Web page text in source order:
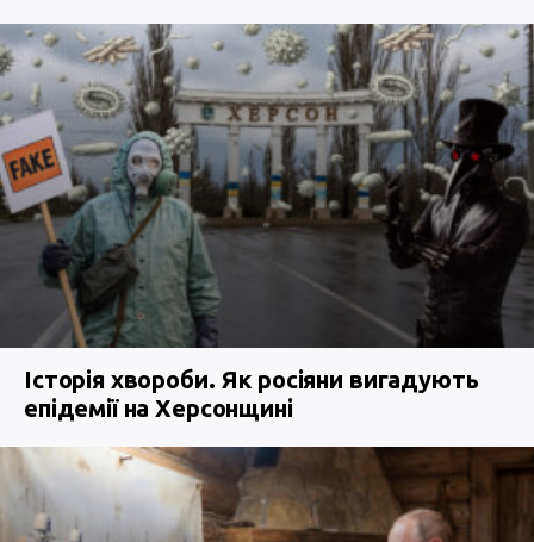
Історія хвороби. Як росіяни вигадують
епідемії на Херсонщині